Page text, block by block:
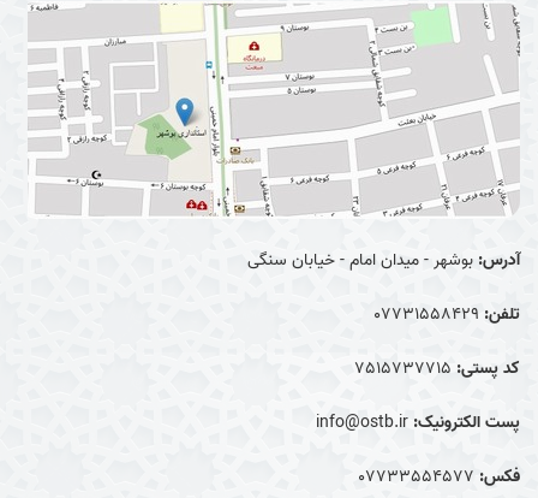
آدرس: بوشهر - میدان امام - خیابان سنگی
تلفن: 07731558429
کد پستی: 7515737715
پست الکترونیک: info@ostb.ir
فکس: 07733554577